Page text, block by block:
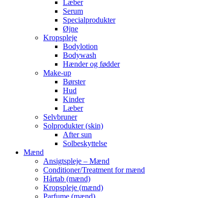
Læber
Serum
Specialprodukter
Øjne
Kropspleje
Bodylotion
Bodywash
Hænder og fødder
Make-up
Børster
Hud
Kinder
Læber
Selvbruner
Solprodukter (skin)
After sun
Solbeskyttelse
Mænd
Ansigtspleje – Mænd
Conditioner/Treatment for mænd
Hårtab (mænd)
Kropspleje (mænd)
Parfume (mænd)